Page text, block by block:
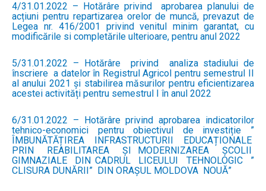
4/31.01.2022 – Hotărâre privind aprobarea planului de
acțiuni pentru repartizarea orelor de muncă, prevazut de
Legea nr. 416/2001 privind venitul minim garantat, cu
modificările si completările ulterioare, pentru anul 2022
5/31.01.2022 – Hotărâre privind analiza stadiului de
înscriere a datelor în Registrul Agricol pentru semestrul II
al anului 2021 și stabilirea măsurilor pentru eficientizarea
acestei activități pentru semestrul I în anul 2022
6/31.01.2022 – Hotărâre privind aprobarea indicatorilor
tehnico-economici pentru obiectivul de investiție ”
ÎMBUNĂTĂȚIREA INFRASTRUCTURII EDUCAȚIONALE
PRIN REABILITAREA ȘI MODERNIZAREA ȘCOLII
GIMNAZIALE DIN CADRUL LICEULUI TEHNOLOGIC ”
CLISURA DUNĂRII” DIN ORAȘUL MOLDOVA NOUĂ”